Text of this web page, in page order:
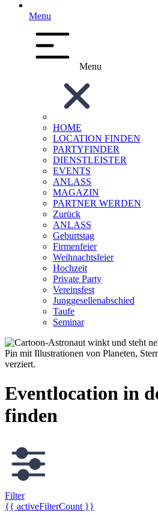
Menu
Menu
HOME
LOCATION FINDEN
PARTYFINDER
DIENSTLEISTER
EVENTS
ANLASS
MAGAZIN
PARTNER WERDEN
Zurück
ANLASS
Geburtstag
Firmenfeier
Weihnachtsfeier
Hochzeit
Private Party
Vereinsfest
Junggesellenabschied
Taufe
Seminar
Eventlocation in
finden
Filter
{{ activeFilterCount }}